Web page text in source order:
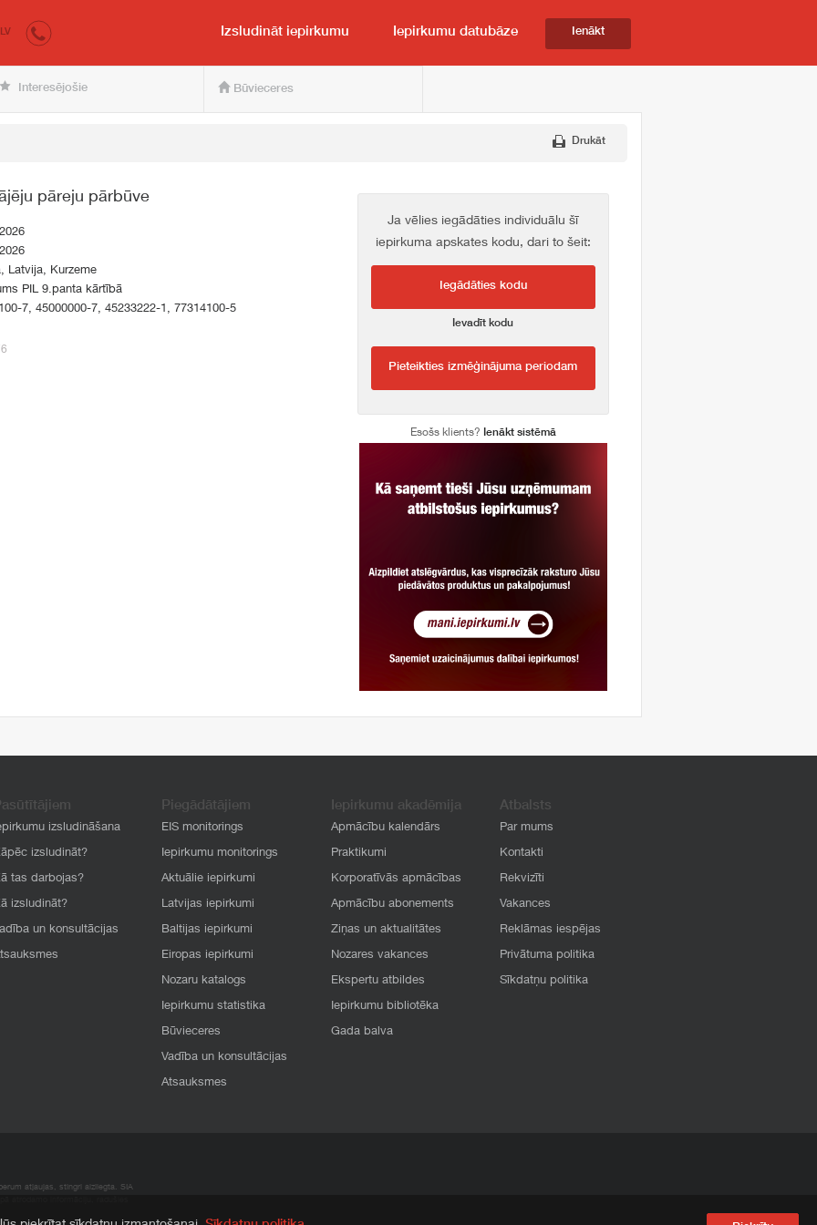
pircējam un pārdevējam
LV Izsludināt iepirkumu Iepirkumu datubāze Ienākt
Interesējošie Būvieceres
Drukāt
pāreju pārbūve
Latvija, Kurzeme
PIL 9.panta kārtībā
7, 45000000-7, 45233222-1, 77314100-5
Ja vēlies iegādāties individuālu šī
iepirkuma apskates kodu, dari to šeit:
Iegādāties kodu
Ievadīt kodu
Pieteikties izmēģinājuma periodam
Esošs klients? Ienākt sistēmā
izsludināšana
izsludināt?
tas darbojas?
izsludināt?
un konsultācijas
Piegādātājiem
EIS monitorings
Iepirkumu monitorings
Aktuālie iepirkumi
Latvijas iepirkumi
Baltijas iepirkumi
Eiropas iepirkumi
Nozaru katalogs
Iepirkumu statistika
Būvieceres
Vadība un konsultācijas
Atsauksmes
Iepirkumu akadēmija
Apmācību kalendārs
Praktikumi
Korporatīvās apmācības
Apmācību abonements
Ziņas un aktualitātes
Nozares vakances
Ekspertu atbildes
Iepirkumu bibliotēka
Gada balva
Atbalsts
Par mums
Kontakti
Rekvizīti
Vakances
Reklāmas iespējas
Privātuma politika
Sīkdatņu politika
atļaujas, stingri aizliegta. SIA